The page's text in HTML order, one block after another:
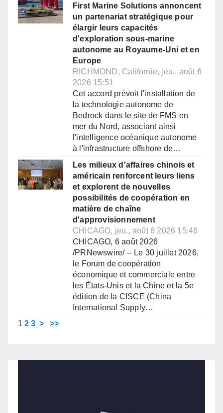
First Marine Solutions annoncent
un partenariat stratégique pour
élargir leurs capacités
d'exploration sous-marine
autonome au Royaume-Uni et en
Europe
RICHMOND, Californie, jeu., août 6
2026 15:51
Cet accord prévoit l'installation de
la technologie autonome de
Bedrock dans le site de FMS en
mer du Nord, associant ainsi
l'intelligence océanique autonome
à l'infrastructure offshore de…
Les milieux d'affaires chinois et
américain renforcent leurs liens
et explorent de nouvelles
possibilités de coopération en
matière de chaîne
d'approvisionnement
CHICAGO, jeu., août 6 2026 15:46
CHICAGO, 6 août 2026
/PRNewswire/ -- Le 30 juillet 2026,
le Forum de coopération
économique et commerciale entre
les États-Unis et la Chine et la 5e
édition de la CISCE (China
International Supply…
1 2 3 > >>